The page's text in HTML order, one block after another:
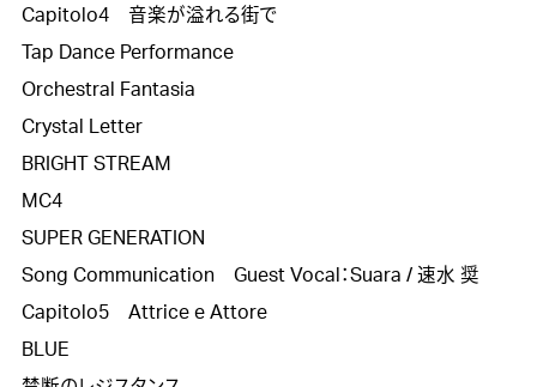
Capitolo4　音楽が溢れる街で
Tap Dance Performance
Orchestral Fantasia
Crystal Letter
BRIGHT STREAM
MC4
SUPER GENERATION
Song Communication　Guest Vocal：Suara / 速水 奨
Capitolo5　Attrice e Attore
BLUE